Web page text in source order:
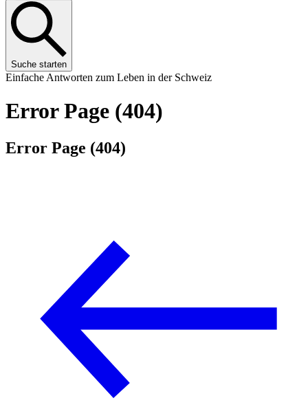
Suche starten
Einfache Antworten zum Leben in der Schweiz
Error Page (404)
Error Page (404)